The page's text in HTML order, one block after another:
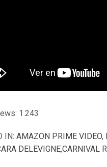
1.243
IN: AMAZON PRIME VIDEO,
DELEVIGNE,CARNIVAL